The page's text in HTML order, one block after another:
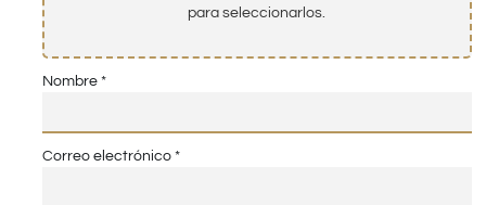
para seleccionarlos.
Nombre *
Correo electrónico *